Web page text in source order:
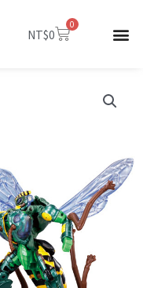
NT$0
0
購